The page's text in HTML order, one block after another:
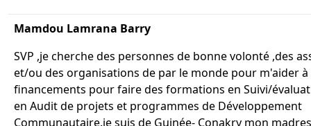
Mamdou Lamrana Barry
SVP ,je cherche des personnes de bonne volonté ,des
et/ou des organisations de par le monde pour m'aider
financements pour faire des formations en Suivi/
en Audit de projets et programmes de Développement
Communautaire.je suis de Guinée- Conakry mon